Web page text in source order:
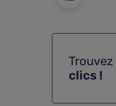
Trouvez
clics !